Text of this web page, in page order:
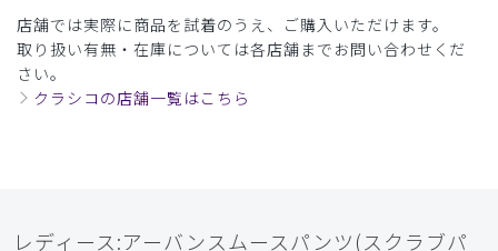
店舗では実際に商品を試着のうえ、ご購入いただけます。
取り扱い有無・在庫については各店舗までお問い合わせくだ
さい。
クラシコの店舗一覧はこちら
レディース:アーバンスムースパンツ(スクラブパ